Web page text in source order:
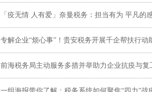
「疫无情 人有爱」奈曼税务：担当有为 平凡的
专解企业“烦心事”！贵安税务开展千企帮扶行动
前海税务局主动服务多措并举助力企业抗疫与复